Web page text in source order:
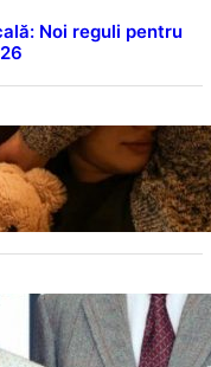
Noi reguli pentru
Ore Trebuie Să Dormi
Impactul Asupra
Celebrităților: Lecții
și a Altora care Au
100 de Ani